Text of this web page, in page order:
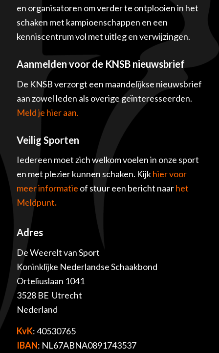
en organisatoren om verder te ontplooien in het
schaken met kampioenschappen en een
kenniscentrum vol met uitleg en verwijzingen.
Aanmelden voor de KNSB nieuwsbrief
De KNSB verzorgt een maandelijkse nieuwsbrief
aan zowel leden als overige geïnteresseerden.
Meld je hier aan.
Veilig Sporten
Iedereen moet zich welkom voelen in onze sport
en met plezier kunnen schaken. Kijkhier voor
meer informatie of stuur een bericht naarhet
Meldpunt.
Adres
De Weerelt van Sport
Koninklijke Nederlandse Schaakbond
Orteliuslaan 1041
3528 BE Utrecht
Nederland
KvK: 40530765
IBAN: NL67ABNA0891743537